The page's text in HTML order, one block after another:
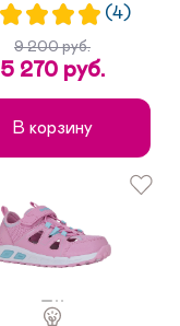
(4)
9 200 руб.
5 270 руб.
В корзину